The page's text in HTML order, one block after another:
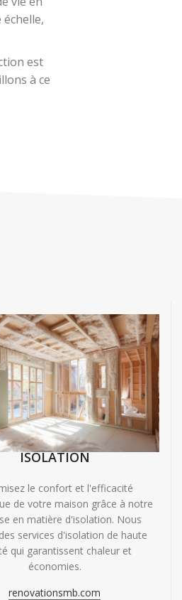
est
à ce
ISOLATION
le confort et l'efficacité
de votre maison grâce à notre
en matière d'isolation. Nous
services d'isolation de haute
qui garantissent chaleur et
économies.
renovationsmb.com